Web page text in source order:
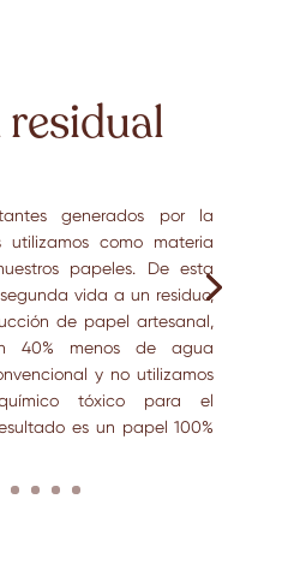
generados por la
como materia
papeles. De esta
vida a un residuo,
de papel artesanal,
40% menos de agua
y no utilizamos
tóxico para el
es un papel 100%